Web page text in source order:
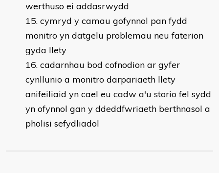
werthuso ei addasrwydd
cymryd y camau gofynnol pan fydd
monitro yn datgelu problemau neu faterion
gyda llety
cadarnhau bod cofnodion ar gyfer
cynllunio a monitro darpariaeth llety
anifeiliaid yn cael eu cadw a'u storio fel sydd
yn ofynnol gan y ddeddfwriaeth berthnasol a
pholisi sefydliadol